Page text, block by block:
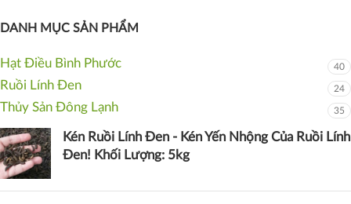
DANH MỤC SẢN PHẨM
Hạt Điều Bình Phước 40
Ruồi Lính Đen 24
Thủy Sản Đông Lạnh 35
Kén Ruồi Lính Đen - Kén Yến Nhộng Của Ruồi Lính
Đen! Khối Lượng: 5kg